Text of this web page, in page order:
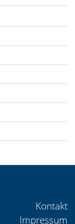
Kontakt
Impressum